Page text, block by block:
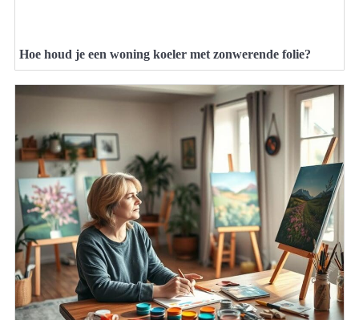
Hoe houd je een woning koeler met zonwerende folie?